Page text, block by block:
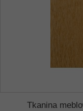
Tkanina